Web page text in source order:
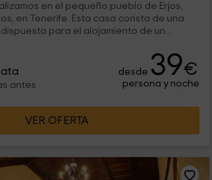
en el pequeño pueblo de Erjos,
en Tenerife. Esta casa consta de una
para el alojamiento de un...
antes
desde 39€
persona y noche
VER OFERTA